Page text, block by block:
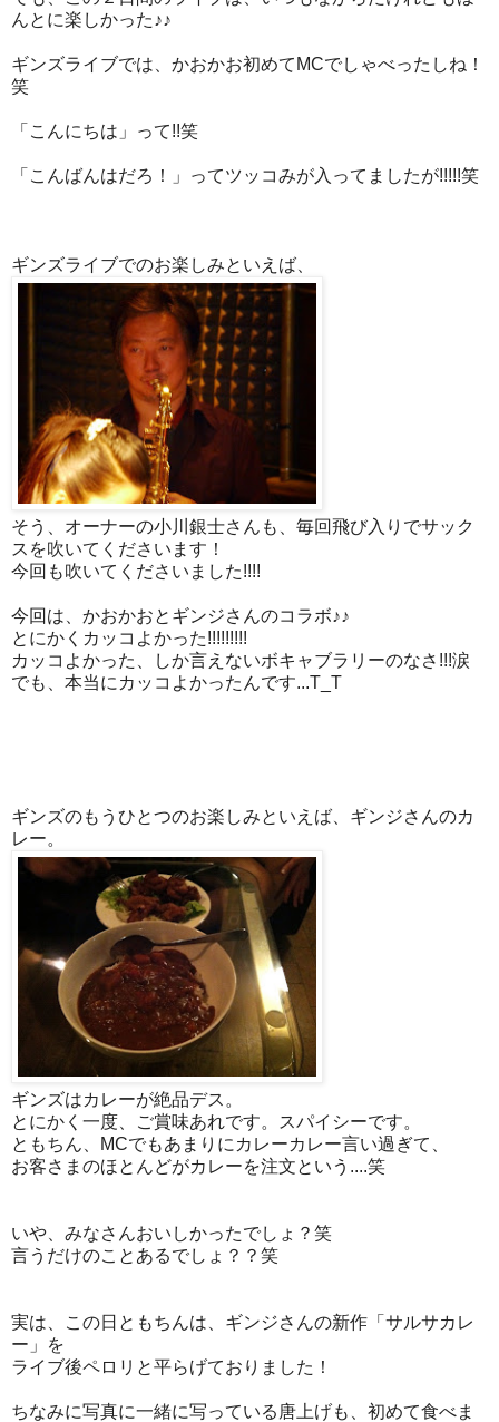
んとに楽しかった♪♪
ギンズライブでは、かおかお初めてMCでしゃべったしね！
笑
「こんにちは」って!!笑
「こんばんはだろ！」ってツッコみが入ってましたが!!!!!笑
ギンズライブでのお楽しみといえば、
そう、オーナーの小川銀士さんも、毎回飛び入りでサック
スを吹いてくださいます！
今回も吹いてくださいました!!!!
今回は、かおかおとギンジさんのコラボ♪♪
とにかくカッコよかった!!!!!!!!!
カッコよかった、しか言えないボキャブラリーのなさ!!!涙
でも、本当にカッコよかったんです...T_T
ギンズのもうひとつのお楽しみといえば、ギンジさんのカ
レー。
ギンズはカレーが絶品デス。
とにかく一度、ご賞味あれです。スパイシーです。
ともちん、MCでもあまりにカレーカレー言い過ぎて、
お客さまのほとんどがカレーを注文という....笑
いや、みなさんおいしかったでしょ？笑
言うだけのことあるでしょ？？笑
実は、この日ともちんは、ギンジさんの新作「サルサカレ
ー」を
ライブ後ペロリと平らげておりました！
ちなみに写真に一緒に写っている唐上げも、初めて食べま